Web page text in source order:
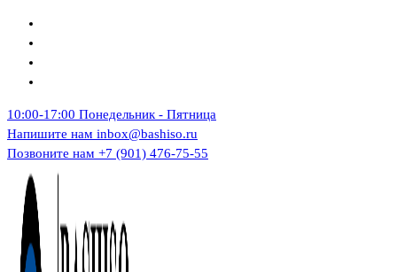
Перейти
содержимому
10:00-17:00 Понедельник - Пятница
Напишите нам inbox@bashiso.ru
Позвоните нам +7 (901) 476-75-55